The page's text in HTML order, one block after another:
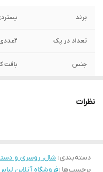
برند
تعداد در پک 2عددی
جنس
نظرات
دسته‌بندی: شال، روسری و
برچسب‌ها :فروشگاه آنلاین